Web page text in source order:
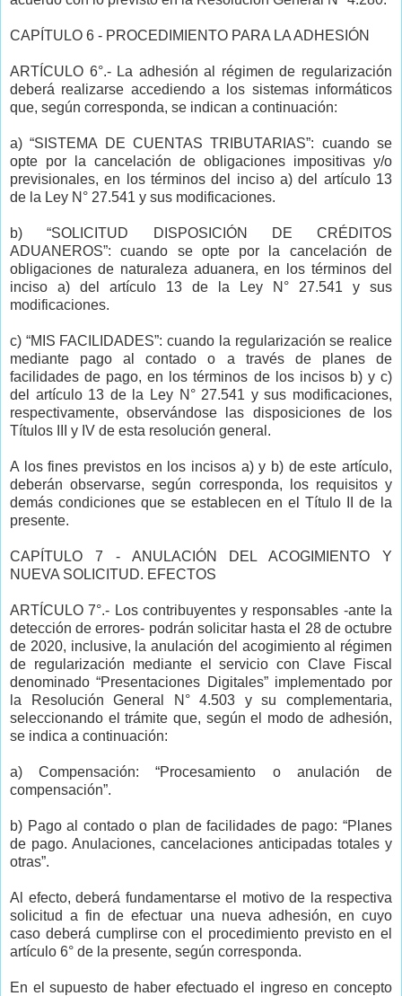
CAPÍTULO 6 - PROCEDIMIENTO PARA LA ADHESIÓN
ARTÍCULO 6°.- La adhesión al régimen de regularización
deberá realizarse accediendo a los sistemas informáticos
que, según corresponda, se indican a continuación:
a) “SISTEMA DE CUENTAS TRIBUTARIAS”: cuando se
opte por la cancelación de obligaciones impositivas y/o
previsionales, en los términos del inciso a) del artículo 13
de la Ley N° 27.541 y sus modificaciones.
b) “SOLICITUD DISPOSICIÓN DE CRÉDITOS
ADUANEROS”: cuando se opte por la cancelación de
obligaciones de naturaleza aduanera, en los términos del
inciso a) del artículo 13 de la Ley N° 27.541 y sus
modificaciones.
c) “MIS FACILIDADES”: cuando la regularización se realice
mediante pago al contado o a través de planes de
facilidades de pago, en los términos de los incisos b) y c)
del artículo 13 de la Ley N° 27.541 y sus modificaciones,
respectivamente, observándose las disposiciones de los
Títulos III y IV de esta resolución general.
A los fines previstos en los incisos a) y b) de este artículo,
deberán observarse, según corresponda, los requisitos y
demás condiciones que se establecen en el Título II de la
presente.
CAPÍTULO 7 - ANULACIÓN DEL ACOGIMIENTO Y
NUEVA SOLICITUD. EFECTOS
ARTÍCULO 7°.- Los contribuyentes y responsables -ante la
detección de errores- podrán solicitar hasta el 28 de octubre
de 2020, inclusive, la anulación del acogimiento al régimen
de regularización mediante el servicio con Clave Fiscal
denominado “Presentaciones Digitales” implementado por
la Resolución General N° 4.503 y su complementaria,
seleccionando el trámite que, según el modo de adhesión,
se indica a continuación:
a) Compensación: “Procesamiento o anulación de
compensación”.
b) Pago al contado o plan de facilidades de pago: “Planes
de pago. Anulaciones, cancelaciones anticipadas totales y
otras”.
Al efecto, deberá fundamentarse el motivo de la respectiva
solicitud a fin de efectuar una nueva adhesión, en cuyo
caso deberá cumplirse con el procedimiento previsto en el
artículo 6° de la presente, según corresponda.
En el supuesto de haber efectuado el ingreso en concepto